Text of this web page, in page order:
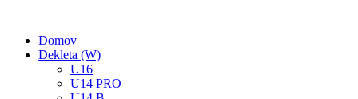
Domov
Dekleta (W)
U16
U14 PRO